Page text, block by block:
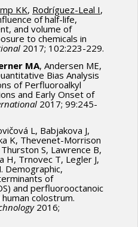
KK, Rodríguez-Leal I,
of half-life,
and volume of
to chemicals in
2017; 102:223-229.
MA, Andersen ME,
Bias Analysis
of Perfluoroalkyl
and Early Onset of
2017; 99:245-
L, Babjakova J,
K, Thevenet-Morrison
Thurston S, Lawrence B,
H, Trnovec T, Legler J,
Demographic,
of
and perfluorooctanoic
colostrum.
2016;